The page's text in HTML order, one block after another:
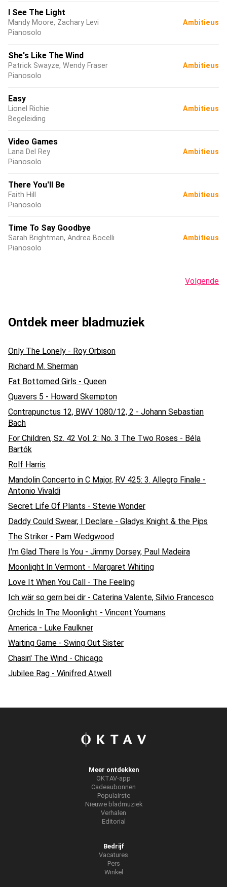
I See The Light
Mandy Moore, Zachary Levi
Pianosolo
Ambitieus
She's Like The Wind
Patrick Swayze, Wendy Fraser
Pianosolo
Ambitieus
Easy
Lionel Richie
Begeleiding
Ambitieus
Video Games
Lana Del Rey
Pianosolo
Ambitieus
There You'll Be
Faith Hill
Pianosolo
Ambitieus
Time To Say Goodbye
Sarah Brightman, Andrea Bocelli
Pianosolo
Ambitieus
Volgende
Ontdek meer bladmuziek
Only The Lonely - Roy Orbison
Richard M. Sherman
Fat Bottomed Girls - Queen
Quavers 5 - Howard Skempton
Contrapunctus 12, BWV 1080/12, 2 - Johann Sebastian
Bach
For Children, Sz. 42 Vol. 2: No. 3 The Two Roses - Béla
Bartók
Rolf Harris
Mandolin Concerto in C Major, RV 425: 3. Allegro Finale -
Antonio Vivaldi
Secret Life Of Plants - Stevie Wonder
Daddy Could Swear, I Declare - Gladys Knight & the Pips
The Striker - Pam Wedgwood
I'm Glad There Is You - Jimmy Dorsey, Paul Madeira
Moonlight In Vermont - Margaret Whiting
Love It When You Call - The Feeling
Ich wär so gern bei dir - Caterina Valente, Silvio Francesco
Orchids In The Moonlight - Vincent Youmans
America - Luke Faulkner
Waiting Game - Swing Out Sister
Chasin' The Wind - Chicago
Jubilee Rag - Winifred Atwell
Meer ontdekken
OKTAV-app
Cadeaubonnen
Populairste
Nieuwe bladmuziek
Verhalen
Editorial
Bedrijf
Vacatures
Pers
Winkel